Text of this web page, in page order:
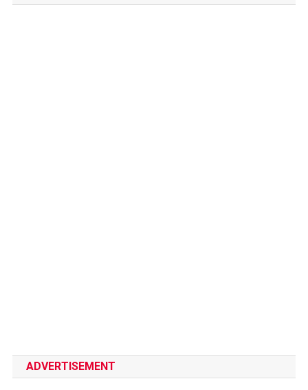
ADVERTISEMENT